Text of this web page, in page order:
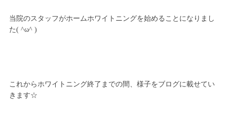
当院のスタッフがホームホワイトニングを始めることになりまし
た( ^ω^ )
これからホワイトニング終了までの間、様子をブログに載せてい
きます☆